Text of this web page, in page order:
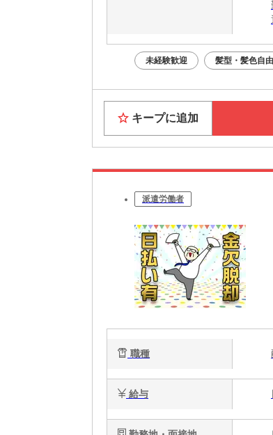
未経験歓迎 髪型・髪色自由
キープに追加
派遣労働者
職種
給与